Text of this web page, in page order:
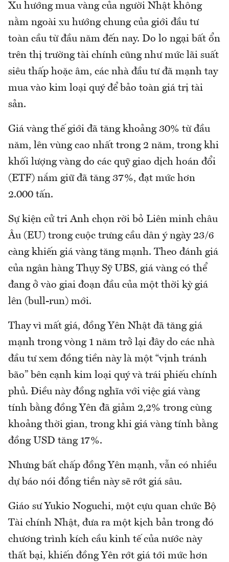
Xu hướng mua vàng của người Nhật không
nằm ngoài xu hướng chung của giới đầu tư
toàn cầu từ đầu năm đến nay. Do lo ngại bất ổn
trên thị trường tài chính cũng như mức lãi suất
siêu thấp hoặc âm, các nhà đầu tư đã mạnh tay
mua vào kim loại quý để bảo toàn giá trị tài
sản.
Giá vàng thế giới đã tăng khoảng 30% từ đầu
năm, lên vùng cao nhất trong 2 năm, trong khi
khối lượng vàng do các quỹ giao dịch hoán đổi
(ETF) nắm giữ đã tăng 37%, đạt mức hơn
2.000 tấn.
Sự kiện cử tri Anh chọn rời bỏ Liên minh châu
Âu (EU) trong cuộc trưng cầu dân ý ngày 23/6
càng khiến giá vàng tăng mạnh. Theo đánh giá
của ngân hàng Thụy Sỹ UBS, giá vàng có thể
đang ở vào giai đoạn đầu của một thời kỳ giá
lên (bull-run) mới.
Thay vì mất giá, đồng Yên Nhật đã tăng giá
mạnh trong vòng 1 năm trở lại đây do các nhà
đầu tư xem đồng tiền này là một “vịnh tránh
bão” bên cạnh kim loại quý và trái phiếu chính
phủ. Điều này đồng nghĩa với việc giá vàng
tính bằng đồng Yên đã giảm 2,2% trong cùng
khoảng thời gian, trong khi giá vàng tính bằng
đồng USD tăng 17%.
Nhưng bất chấp đồng Yên mạnh, vẫn có nhiều
dự báo nói đồng tiền này sẽ rớt giá sâu.
Giáo sư Yukio Noguchi, một cựu quan chức Bộ
Tài chính Nhật, đưa ra một kịch bản trong đó
chương trình kích cầu kinh tế của nước này
thất bại, khiến đồng Yên rớt giá tới mức hơn